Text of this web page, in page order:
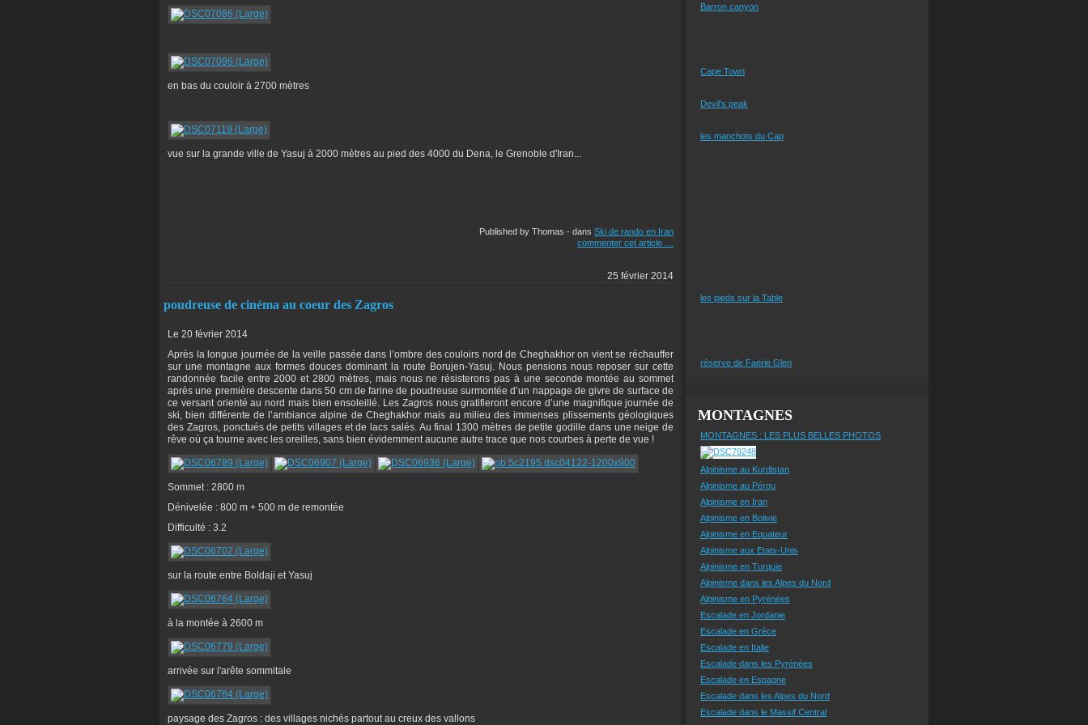
en bas du couloir à 2700 mètres
vue sur la grande ville de Yasuj à 2000 mètres au pied des 4000 du Dena, le Grenoble d'Iran...
Published by Thomas - dans Ski de rando en Iran
commenter cet article
25 février 2014
poudreuse de cinéma au coeur des Zagros
Le 20 février 2014
Après la longue journée de la veille passée dans l’ombre des couloirs nord de Cheghakhor on vient se réchauffer
sur une montagne aux formes douces dominant la route Borujen-Yasuj. Nous pensions nous reposer sur cette
randonnée facile entre 2000 et 2800 mètres, mais nous ne résisterons pas à une seconde montée au sommet
après une première descente dans 50 cm de farine de poudreuse surmontée d’un nappage de givre de surface de
ce versant orienté au nord mais bien ensoleillé. Les Zagros nous gratifieront encore d’une magnifique journée de
ski, bien différente de l’ambiance alpine de Cheghakhor mais au milieu des immenses plissements géologiques
des Zagros, ponctués de petits villages et de lacs salés. Au final 1300 mètres de petite godille dans une neige de
rêve où ça tourne avec les oreilles, sans bien évidemment aucune autre trace que nos courbes à perte de vue !
Sommet : 2800 m
Dénivelée : 800 m + 500 m de remontée
Difficulté : 3.2
sur la route entre Boldaji et Yasuj
à la montée à 2600 m
arrivée sur l'arête sommitale
paysage des Zagros : des villages nichés partout au creux des vallons
Barron canyon
Cape Town
Devil's peak
les manchots du Cap
les pieds sur la Table
réserve de Faerie Glen
MONTAGNES
MONTAGNES : LES PLUS BELLES PHOTOS
Alpinisme au Kurdistan
Alpinisme au Pérou
Alpinisme en Iran
Alpinisme en Bolivie
Alpinisme en Equateur
Alpinisme aux Etats-Unis
Alpinisme en Turquie
Alpinisme dans les Alpes du Nord
Alpinisme en Pyrénées
Escalade en Jordanie
Escalade en Grèce
Escalade en Italie
Escalade dans les Pyrénées
Escalade en Espagne
Escalade dans les Alpes du Nord
Escalade dans le Massif Central